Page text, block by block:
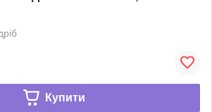
Купити